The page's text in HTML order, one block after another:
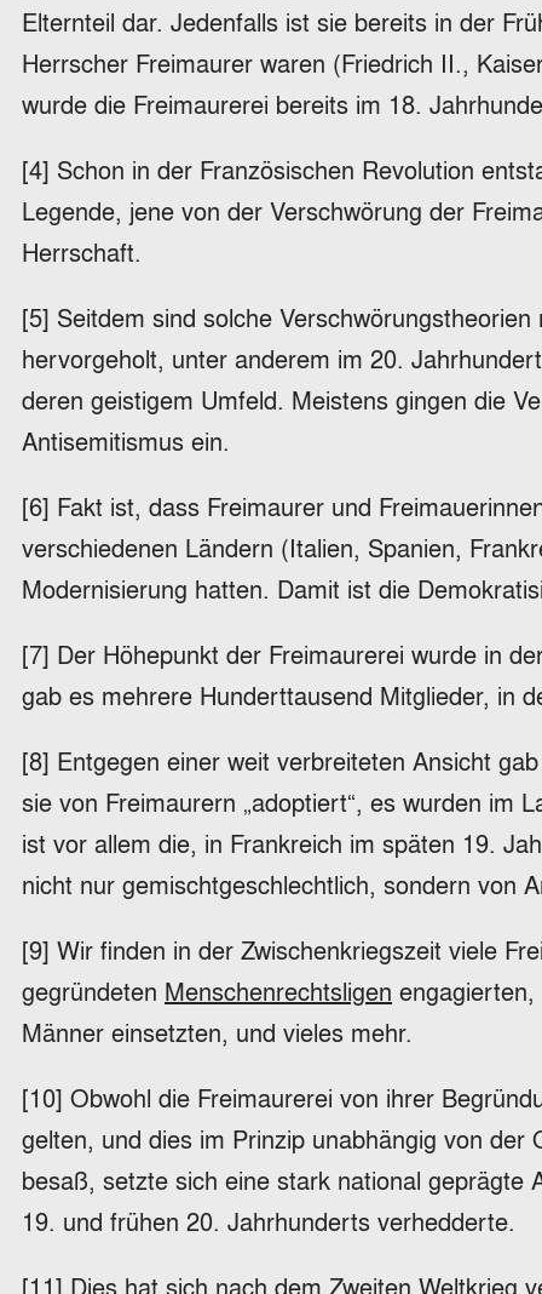
Elternteil dar. Jedenfalls ist sie bereits in der
Herrscher Freimaurer waren (Friedrich II.,
wurde die Freimaurerei bereits im 18.
[4] Schon in der Französischen Revolution
Legende, jene von der Verschwörung der
Herrschaft.
[5] Seitdem sind solche
hervorgeholt, unter anderem im 20.
deren geistigem Umfeld. Meistens gingen die
Antisemitismus ein.
[6] Fakt ist, dass Freimaurer und
verschiedenen Ländern (Italien, Spanien,
Modernisierung hatten. Damit ist die
[7] Der Höhepunkt der Freimaurerei wurde in
gab es mehrere Hunderttausend Mitglieder, in
[8] Entgegen einer weit verbreiteten Ansicht
sie von Freimaurern „adoptiert“, es wurden im
ist vor allem die, in Frankreich im späten 19.
nicht nur gemischtgeschlechtlich, sondern von
[9] Wir finden in der Zwischenkriegszeit viele
gegründeten Menschenrechtsligen
Männer einsetzten, und vieles mehr.
[10] Obwohl die Freimaurerei von ihrer
gelten, und dies im Prinzip unabhängig von
besaß, setzte sich eine stark national geprägte
19. und frühen 20. Jahrhunderts verhedderte.
[11] Dies hat sich nach dem Zweiten Weltkrieg